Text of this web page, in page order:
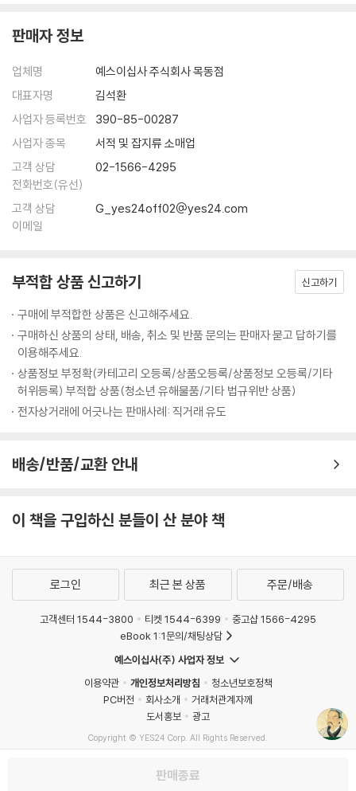
원칙은 유지하되 유연하게 대응하라
· 이로움과 해로움을 함께 살펴라 - 정나라 명재상 자산의 혜안
· 적이 판 함정을 발판으로 삼아라 - 정국의 진나라 수로 건설
· 리더의 지혜는 경청에서 나온다 - 두 사람의 항명, 서로 다른 처벌
요행을 바라지 말고 역량을 쌓아라
· 과신은 스스로를 망친다 - 천하영웅 항우의 몰락
제9편│행군 行軍 적의 움직임에 답이 있다
· 적이 대응하지 못할 판을 짜라 - 강 한가운데서 패한 조구
적의 동태를 파악하는 방법
· 적의 의도를 역이용하라 - 한신이 패전한 척 후퇴한 이유
승리하는 군대를 다스리는 법
· 리더는 때로는 너그럽고, 때로는 엄격해야 한다 - 문무를 겸비한 황제, 강
희제
제10편│지형 地形 지형을 꿰뚫는 자가 전장을 지배한다
· 지형을 읽어야 승리할 수 있다 - 제갈량의 읍참마속
실패에서 배워라
· 공동체에 이로운 길을 따라가라 - 도를 지킨 문공, 명성을 탐한 자옥
· 허울뿐인 명분은 일을 그르친다 - 송나라 양공의 지나친 인의
적을 알고 나를 알면 승리를 거두는 데 위태로움이 없다
· 허울이 아닌 진심으로 대하라 - 오기 장군이 병사의 종기를 빨아준 까닭
· 때와 자리를 모르면 승리할 수 없다 - 효산에서 무너진 진목공의 원정
--- p.28-29 「제1편│계」 중에서
국가가 군사를 일으켜 빈곤해지는 까닭은 군사 원정에 수반되는 장거리 운
송에 있다. 장거리 운송은 필연적으로 백성을 가난하게 만든다. 군대가 지
나가는 지역에서는 물가가 폭등하고, 물가가 폭등하면 백성의 재물이 고갈
되며, 재물이 고갈되면 세금과 노역이 가중된다. … 전쟁에서 귀중함은 신
속한 승리에 있으며 결코 오래 끄는 데 있지 않다. 진정으로 용병의 도를 터
득하고 그 이익을 통찰하는 장수야말로, 백성의 생사 운명을 결정하고 국
가 안위와 존망을 주재하는 존재다.
--- p.57-65 「제2편│작전」 중에서
략하는 데 있다. 물은 지세에 근거하여 흘러가고, 용병은 상이한 적정에 근
거하여 각기 다른 승리의 책략을 구사한다. 용병은 변하지 않는 상세(常
勢)가 없고, 물은 변하지 않는 상형(常形)이 없다. 적정의 변화에 근거하
여 능히 승리를 거두는 것을 곧 신과 같은 용병이라고 한다.
--- p.167-168 「제6편│허실」 중에서
실상을 감추고 허를 꿰뚫어라: 원수의 손으로 자신의 이름을 빛낸 손빈
“날이 저물면 이 나무 아래 불이 켜질 것이다. 그 불빛을 향해 일제히 활을
언가 새겨져 있는 것을 발견하고는, 그 글자를 확인하려 불을 밝히게 했다.
미 손쓸 도리가 없음을 깨닫고 칼을 빼어 자결하며, 죽기 직전 이렇게 탄식
“결국 내가 저 아이의 이름을 빛내주는구나!”
제나라는 이 기세를 몰아 위나라 군을 궤멸시키고 위나라 태자마저 포로로
사로잡아 귀환했다.
--- p.171 「제6편│허실」 중에서
장수가 자신의 군대만 파악하고 적의 군대를 파악하지 못하면 승리할 가능
성은 반반이다. 적의 군대만 파악하고 자신의 군대는 파악하지 못하면 승
리할 가능성은 역시 반반이다. 적의 정황을 파악하고 자신의 정황도 파악
했지만 지형이 작전에 불리한 것을 파악하지 못한다면, 승리할 가능성은
절반에 지나지 않는다. 진정으로 용병에 통달한 장수는 행동에 미혹함이
리를 거두는 데 위태로움이 없고, 천시(天時)와 지리(地利)를 모두 터득
을 꿰뚫는다. 백 번 싸워도 위태롭지 않은 자리에 선 자만이 흔들리지 않는
많은 이들이 손자를 승리의 기술자로 오해한다. 그러나 그는 싸움마다 이
기는 것을 최고라 하지 않았다. 손자가 강조한 것은 백 번 싸워도 위태롭지
워라”라고 냉정하게 말했다. 싸움에 뛰어들고 나서 이기려는 것은 도박이
지만, 미리 승리의 조건을 만들어 놓고 싸우는 것은 전략이다. 오늘날의 경
쟁 사회에서 이 가르침은 더욱 무겁게 다가온다. 성급한 성공은 쉽게 무너
지고, 단기 실적만 추구하는 기업은 지속되지 않는다. 오히려 불필요한 싸
움을 피하고, 싸우지 않고 이기는 자가 진정한 승자다. 『손자병법』은 단순
백 번 싸워도 위태롭지 않은 ‘불태’ 전략
『손자병법』의 핵심은 바로 이 지점에 있다. 손자는 단순히 “어떻게 이길 것
인가”가 아니라 “어떻게 순간의 성취가 아닌, 오래 지속되는 기반을 마련
할 것인가”를 묻는다.
그래서 손자는 백 번 싸워 백 번 이기는 ‘백전백승’(百戰百勝)이 아닌 백
뛰어들고 나서 이기려 하지 말고, 상대를 파악하고 나의 약점을 보완해 승
리의 조건을 먼저 갖춘 뒤 움직여야 한다는 것이다.
2,500년 전에 쓰인 책이지만, 손자의 통찰은 정치·경제·비즈니스·인간관
든 것을 집대성했다. 그 주제는 승패 예측, 지형 파악과 주도권 장악, 지휘
체계와 병사들의 사기 관리, 첩자와 심리전 운용까지 총망라한다. 그 본질
은 오늘날의 인간 행동과 심리 분석, 조직 경영과 다르지 않다.
현대지성 클래식은 『손자병법』을 단순한 번역서가 아닌 스토리텔링 중심
해석서로 선보인다. 고전의 묵직한 울림을 살리면서도, 현대 독자들이 흥
미롭게 읽고 일상에 당장 적용할 수 있는 실천적 전략서로 다듬었다.
에서 배우는 감정 관리법, 유방의 성공에서 얻는 인재 활용법, 제갈량의 전
판매자 정보
업체명
예스이십사 주식회사 목동점
대표자명
김석환
사업자 등록번호
390-85-00287
사업자 종목
서적 및 잡지류 소매업
고객 상담
전화번호(유선)
02-1566-4295
고객 상담
이메일
G_yes24off02@yes24.com
부적합 상품 신고하기 신고하기
구매에 부적합한 상품은 신고해주세요.
구매하신 상품의 상태, 배송, 취소 및 반품 문의는 판매자 묻고 답하기를
이용해주세요.
상품정보 부정확(카테고리 오등록/상품오등록/상품정보 오등록/기타
허위등록) 부적합 상품(청소년 유해물품/기타 법규위반 상품)
전자상거래에 어긋나는 판매사례: 직거래 유도
배송/반품/교환 안내
이 책을 구입하신 분들이 산 분야 책
판매종료
로그인 최근 본 상품 주문/배송
고객센터 1544-3800 티켓 1544-6399
중고샵 1566-4295
eBook 1:1문의/채팅상담
예스이십사(주) 사업자 정보
이용약관
개인정보처리방침
청소년보호정책
PC버전
회사소개
거래처관계자께
도서홍보
광고
Copyright © YES24 Corp. All Rights Reserved.